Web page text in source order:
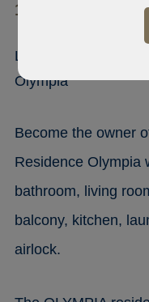
10700 Point E,
Luxurious apartment
Olympia
Become the owner
Residence Olympia
bathroom, living
balcony, kitchen,
airlock.